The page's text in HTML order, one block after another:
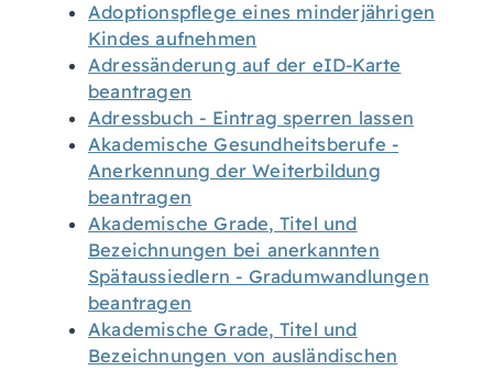
Adoptionspflege eines minderjährigen
Kindes aufnehmen
Adressänderung auf der eID-Karte
beantragen
Adressbuch - Eintrag sperren lassen
Akademische Gesundheitsberufe -
Anerkennung der Weiterbildung
beantragen
Akademische Grade, Titel und
Bezeichnungen bei anerkannten
Spätaussiedlern - Gradumwandlungen
beantragen
Akademische Grade, Titel und
Bezeichnungen von ausländischen